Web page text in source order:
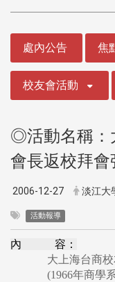
處內公告 焦
校友會活動
◎活動名稱：
會長返校拜
2006-12-27 淡江大
活動報導
內 容：
大上海台商
(1966年商學